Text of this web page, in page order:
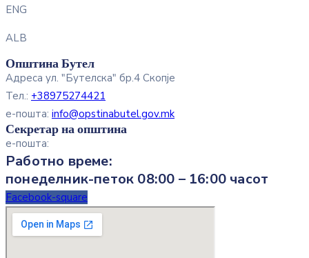
ENG
ALB
Општина Бутел
Адреса ул. "Бутелска" бр.4 Скопје
Тел.: +38975274421
е-пошта: info@opstinabutel.gov.mk
Секретар на општина
е-пошта:
Работно време:
понеделник-петок 08:00 – 16:00 часот
Facebook-square